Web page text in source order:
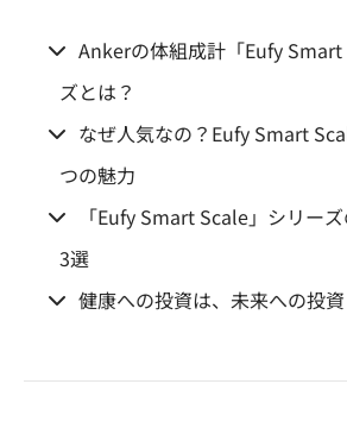
Ankerの体組成計「Eufy
ズとは？
なぜ人気なの？Eufy Smart
つの魅力
「Eufy Smart Scale」シリー
3選
健康への投資は、未来への投資